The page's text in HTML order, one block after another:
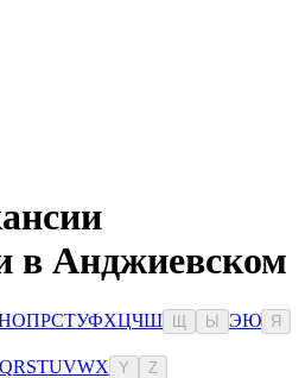
в Анджиевском
ОПРСТУФХЦЧШ Ы ЭЮ Я
QRSTUVWX Y Z